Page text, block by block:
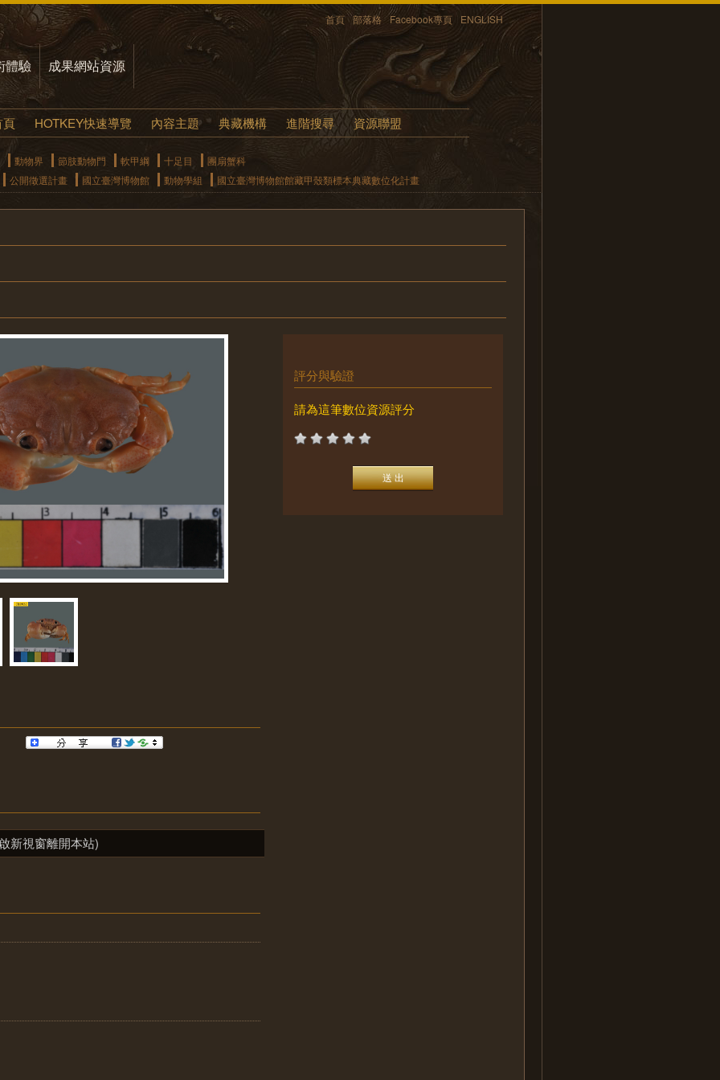
首頁 部落格 Facebook專頁 ENGLISH
體驗 成果網站資源
HOTKEY快速導覽 內容主題 典藏機構 進階搜尋 資源聯盟
動物界 節肢動物門 軟甲綱 十足目
團扇蟹科
公開徵選計畫
國立臺灣博物館 動物學組 國立臺灣博物館館藏甲殼類標本典藏數位化計畫
新視窗離開本站)
評分與驗證
請為這筆數位資源評分